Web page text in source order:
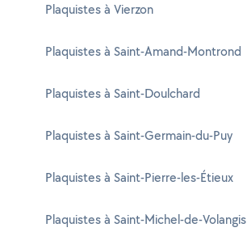
Plaquistes à Vierzon
Plaquistes à Saint-Amand-Montrond
Plaquistes à Saint-Doulchard
Plaquistes à Saint-Germain-du-Puy
Plaquistes à Saint-Pierre-les-Étieux
Plaquistes à Saint-Michel-de-Volangis